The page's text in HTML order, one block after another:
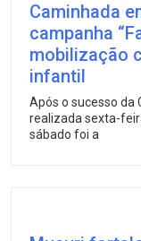
Caminhada
campanha
mobilização
infantil
Após o sucesso da
realizada sexta-
sábado foi a